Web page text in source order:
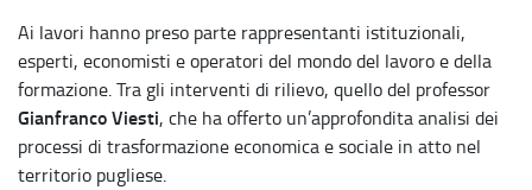
Ai lavori hanno preso parte rappresentanti istituzionali,
esperti, economisti e operatori del mondo del lavoro e della
formazione. Tra gli interventi di rilievo, quello del professor
Gianfranco Viesti, che ha offerto un’approfondita analisi dei
processi di trasformazione economica e sociale in atto nel
territorio pugliese.